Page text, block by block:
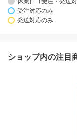
受注対応のみ
発送対応のみ
ショップ内の注目